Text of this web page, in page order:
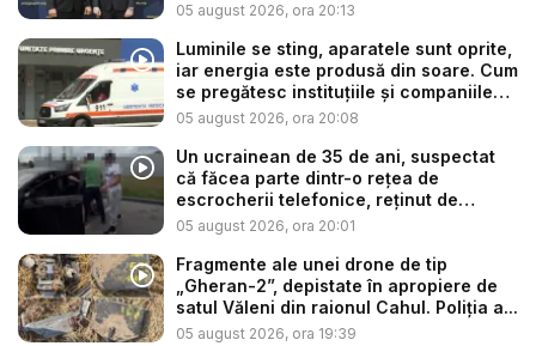
05 august 2026, ora 20:13
Luminile se sting, aparatele sunt oprite,
iar energia este produsă din soare. Cum
se pregătesc instituțiile și companiile
p...
05 august 2026, ora 20:08
Un ucrainean de 35 de ani, suspectat
că făcea parte dintr-o rețea de
escrocherii telefonice, reținut de
poliți...
05 august 2026, ora 20:01
Fragmente ale unei drone de tip
„Gheran-2”, depistate în apropiere de
satul Văleni din raionul Cahul. Poliția a...
05 august 2026, ora 19:39